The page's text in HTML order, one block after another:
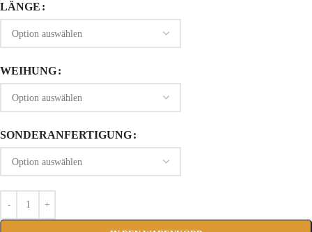
LÄNGE
WEIHUNG
SONDERANFERTIGUNG